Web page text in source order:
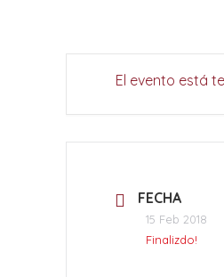
El evento está
FECHA
15 Feb 2018
Finalizdo!